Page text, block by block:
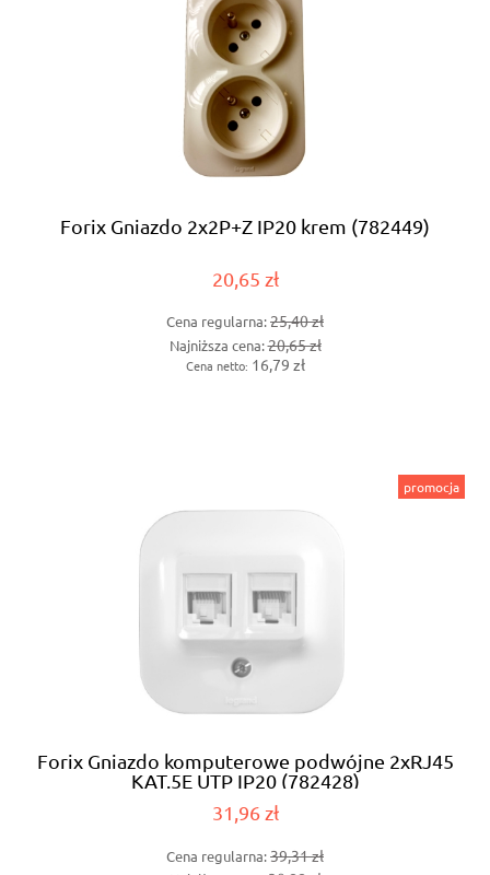
Forix Gniazdo 2x2P+Z IP20 krem (782449)
20,65 zł
Cena regularna:25,40 zł
Najniższa cena:20,65 zł
Cena netto: 16,79 zł
Forix Gniazdo komputerowe podwójne 2xRJ45
KAT.5E UTP IP20 (782428)
31,96 zł
Cena regularna:39,31 zł
promocja